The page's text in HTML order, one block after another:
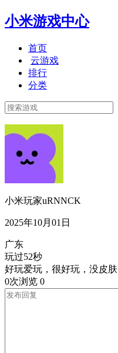
小米游戏中心
首页
云游戏
排行
分类
小米玩家uRNNCK
2025年10月01日
广东
玩过52秒
好玩爱玩，很好玩，没皮肤
0次浏览 0